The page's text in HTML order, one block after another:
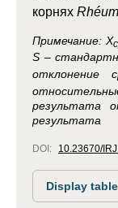
корнях
Примечание:Х
S –
отклонение
результата
результата
DOI: 10.23670/
Display table